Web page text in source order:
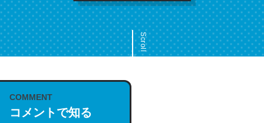
Scroll
COMMENT
コメントで知る
これは名文。彼はとてもクレバーなんだろうなと凄く思
う。英語少しでも読める人は原文もお勧め。自分はこの流